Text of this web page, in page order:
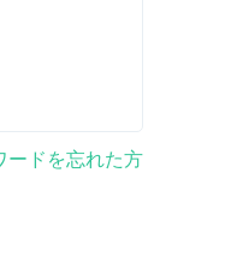
ードを忘れた方